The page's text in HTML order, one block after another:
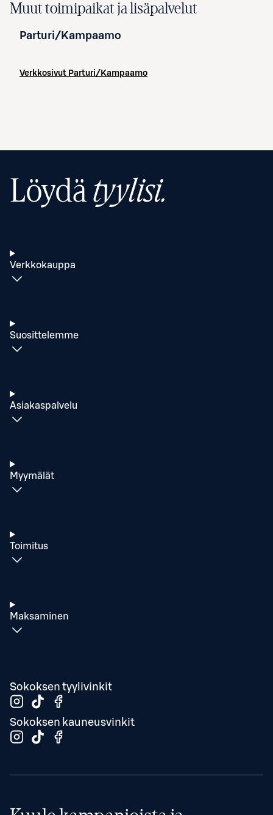
Muut toimipaikat ja lisäpalvelut
Parturi/Kampaamo
Verkkosivut Parturi/Kampaamo
Löydätyylisi.
Verkkokauppa
Suosittelemme
Asiakaspalvelu
Myymälät
Toimitus
Maksaminen
Sokoksen tyylivinkit
Sokoksen kauneusvinkit